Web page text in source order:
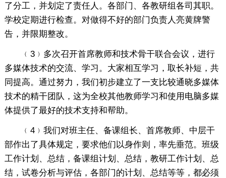
了分工，并划定了责任人。各部门、各教研组各司其职。
学校定期进行检查。对做得不好的部门负责人亮黄牌警
告，并限期整改。
﹙3﹚多次召开首席教师和技术骨干联合会议，进行
多媒体技术的交流、学习。大家相互学习，取长补短，共
同提高。通过努力，我们初步建立了一支比较通晓多媒体
技术的精干团队，这为全校其他教师学习和使用电脑多媒
体提供了最好的技术支持和帮助。
﹙4﹚我们对班主任、备课组长、首席教师、中层干
部作出了具体规定，要求他们以身作则，率先垂范。班级
工作计划、总结，备课组计划、总结，教研工作计划、总
结，试卷分析与评估，各部门的计划、总结等等，都必须